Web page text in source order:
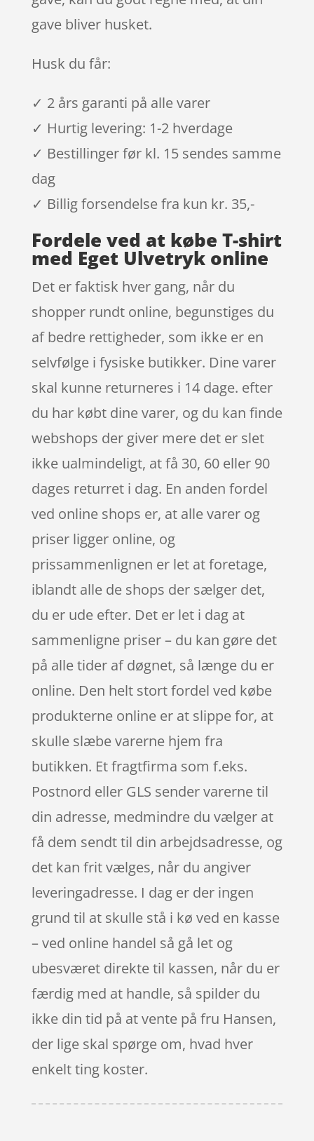
gave bliver husket.
Husk du får:
✓ 2 års garanti på alle varer
✓ Hurtig levering: 1-2 hverdage
✓ Bestillinger før kl. 15 sendes samme
dag
✓ Billig forsendelse fra kun kr. 35,-
Fordele ved at købe T-shirt
med Eget Ulvetryk online
Det er faktisk hver gang, når du
shopper rundt online, begunstiges du
af bedre rettigheder, som ikke er en
selvfølge i fysiske butikker. Dine varer
skal kunne returneres i 14 dage. efter
du har købt dine varer, og du kan finde
webshops der giver mere det er slet
ikke ualmindeligt, at få 30, 60 eller 90
dages returret i dag. En anden fordel
ved online shops er, at alle varer og
priser ligger online, og
prissammenlignen er let at foretage,
iblandt alle de shops der sælger det,
du er ude efter. Det er let i dag at
sammenligne priser – du kan gøre det
på alle tider af døgnet, så længe du er
online. Den helt stort fordel ved købe
produkterne online er at slippe for, at
skulle slæbe varerne hjem fra
butikken. Et fragtfirma som f.eks.
Postnord eller GLS sender varerne til
din adresse, medmindre du vælger at
få dem sendt til din arbejdsadresse, og
det kan frit vælges, når du angiver
leveringadresse. I dag er der ingen
grund til at skulle stå i kø ved en kasse
– ved online handel så gå let og
ubesværet direkte til kassen, når du er
færdig med at handle, så spilder du
ikke din tid på at vente på fru Hansen,
der lige skal spørge om, hvad hver
enkelt ting koster.